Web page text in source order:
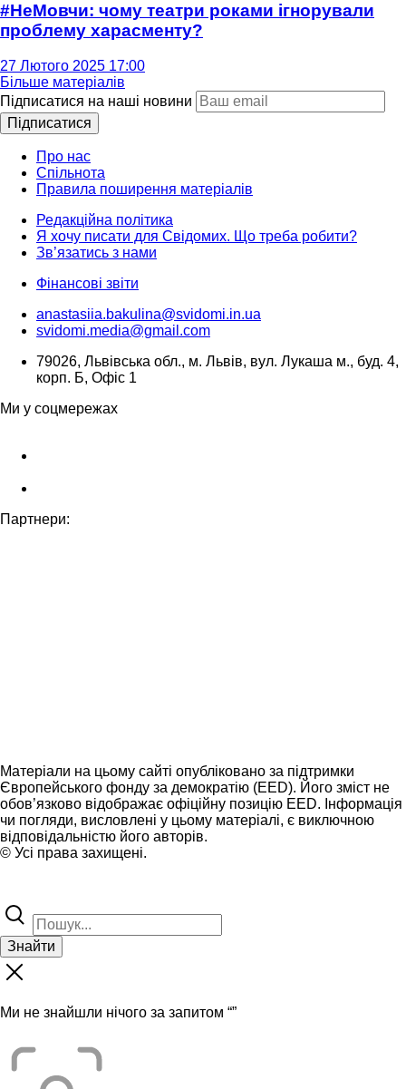
#НеМовчи: чому театри роками ігнорували
проблему харасменту?
27 Лютого 2025 17:00
Більше матеріалів
Підписатися на наші новини
Підписатися
Про нас
Спільнота
Правила поширення матеріалів
Редакційна політика
Я хочу писати для Свідомих. Що треба робити?
Зв’язатись з нами
Фінансові звіти
anastasiia.bakulina@svidomi.in.ua
svidomi.media@gmail.com
79026, Львівська обл., м. Львів, вул. Лукаша м., буд. 4,
корп. Б, Офіс 1
Ми у соцмережах
Партнери:
Матеріали на цьому сайті опубліковано за підтримки
Європейського фонду за демократію (EED). Його зміст не
обов’язково відображає офіційну позицію EED. Інформація
чи погляди, висловлені у цьому матеріалі, є виключною
відповідальністю його авторів.
© Усі права захищені.
Знайти
Ми не знайшли нічого за запитом “”